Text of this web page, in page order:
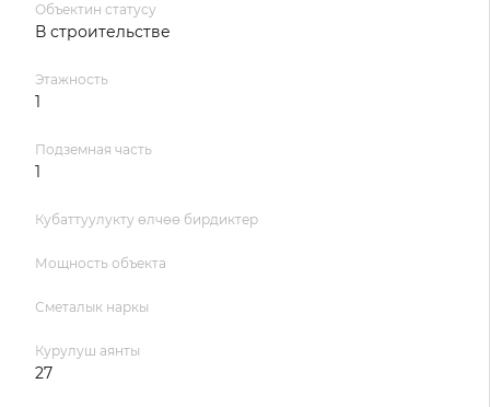
Объектин статусу
В строительстве
Этажность
1
Подземная часть
1
Кубаттуулукту өлчөө бирдиктер
Мощность объекта
Сметалык наркы
Курулуш аянты
27